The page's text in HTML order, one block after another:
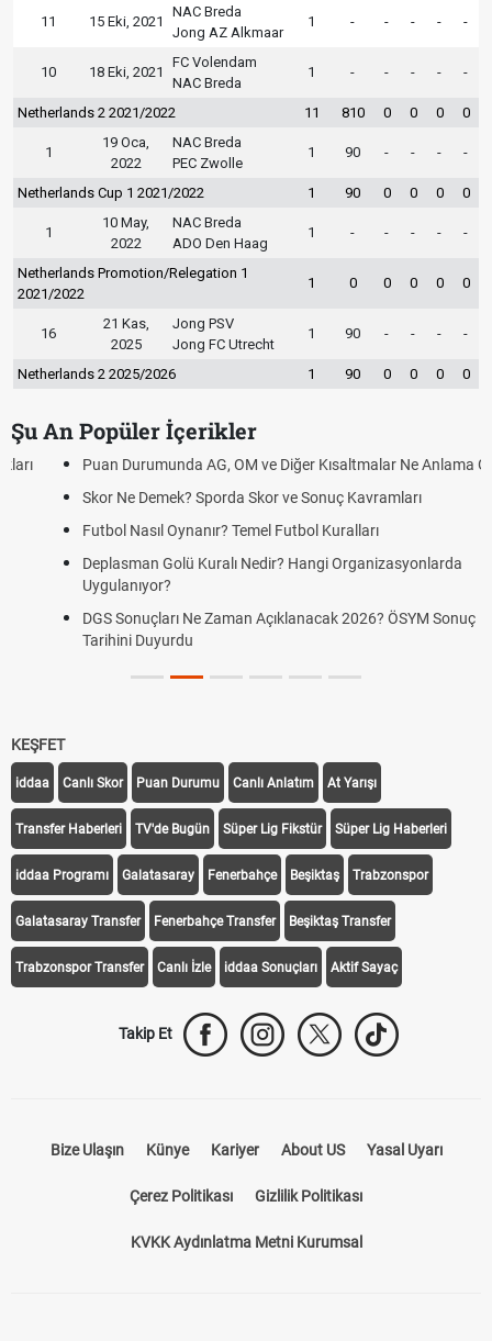
11 15 Eki, 2021
NAC Breda
Jong AZ Alkmaar
1 - - - - -
10 18 Eki, 2021
FC Volendam
NAC Breda
1 - - - - -
Netherlands 2 2021/2022 11 810 0 0 0 0
1
19 Oca,
2022
NAC Breda
PEC Zwolle
1 90 - - - -
Netherlands Cup 1 2021/2022 1 90 0 0 0 0
1
10 May,
2022
NAC Breda
ADO Den Haag
1 - - - - -
Netherlands Promotion/Relegation 1
2021/2022
1 0 0 0 0 0
16
21 Kas,
2025
Jong PSV
Jong FC Utrecht
1 90 - - - -
Netherlands 2 2025/2026 1 90 0 0 0 0
Şu An Popüler İçerikler
Puan Durumunda AG, OM ve Diğer Kısaltmalar Ne Anlama Gelir?
Skor Ne Demek? Sporda Skor ve Sonuç Kavramları
Futbol Nasıl Oynanır? Temel Futbol Kuralları
Deplasman Golü Kuralı Nedir? Hangi Organizasyonlarda
Uygulanıyor?
DGS Sonuçları Ne Zaman Açıklanacak 2026? ÖSYM Sonuç
Tarihini Duyurdu
KEŞFET
iddaa Canlı Skor Puan Durumu Canlı Anlatım At Yarışı
Transfer Haberleri TV'de Bugün Süper Lig Fikstür Süper Lig Haberleri
iddaa Programı Galatasaray Fenerbahçe Beşiktaş Trabzonspor
Galatasaray Transfer Fenerbahçe Transfer Beşiktaş Transfer
Trabzonspor Transfer Canlı İzle iddaa Sonuçları Aktif Sayaç
Takip Et
Bize Ulaşın Künye Kariyer About US Yasal Uyarı
Çerez Politikası Gizlilik Politikası
KVKK Aydınlatma Metni Kurumsal